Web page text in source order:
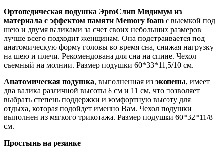
Ортопедическая подушка ЭргоСлип Мидимум из
материала с эффектом памяти Memory foam с выемкой под
шею и двумя валиками за счет своих небольших размеров
лучше всего подходит женщинам. Она подстраивается под
анатомическую форму головы во время сна, снижая нагрузку
на шею и плечи. Рекомендована для сна на спине. Чехол
съемный на молнии. Размер подушки 60*33*11,5/10 см.
Анатомическая подушка, выполненная из экопены, имеет
два валика различной высоты 8 см и 11 см, что позволяет
выбрать степень поддержки и комфортную высоту для
отдыха, которая подойдет именно Вам. Чехол подушки
выполнен из мягкого трикотажа. Размер подушки 60*32*11/8
см.
Простынь на резинке